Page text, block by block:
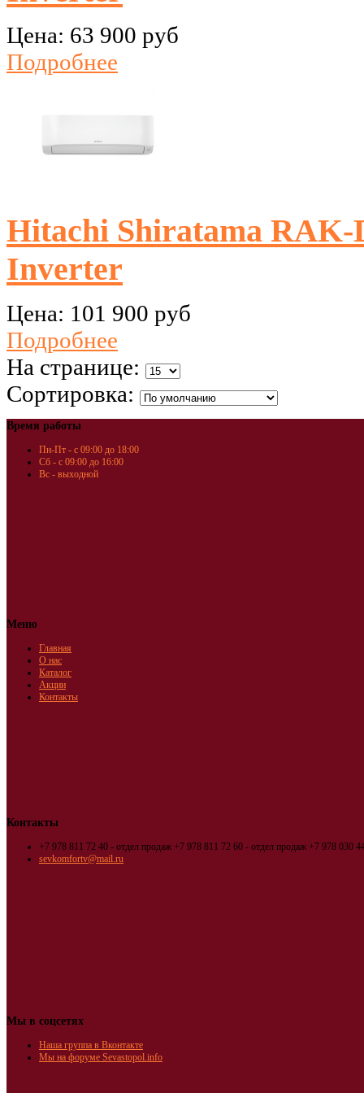
Цена: 63 900 руб
Подробнее
Hitachi Shiratama
Inverter
Цена: 101 900 руб
Подробнее
На странице:
Сортировка:
Время работы
Пн-Пт - с 09:00 до 18:00
Сб - с 09:00 до 16:00
Вс - выходной
Меню
Главная
О нас
Каталог
Акции
Контакты
Контакты
+7 978 811 72 40 - отдел продаж +7 978 811 72 60 - отдел продаж +7 978 030
sevkomfortv@mail.ru
Мы в соцсетях
Наша группа в Вконтакте
Мы на форуме Sevastopol.info